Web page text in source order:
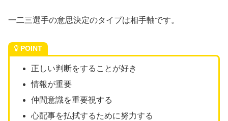
一二三選手の意思決定のタイプは相手軸です。
POINT
正しい判断をすることが好き
情報が重要
仲間意識を重要視する
心配事を払拭するために努力する